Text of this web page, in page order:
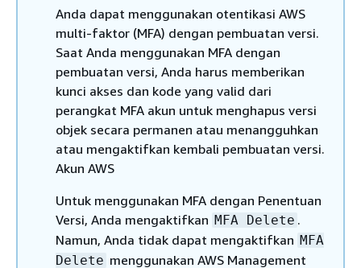
Anda dapat menggunakan otentikasi AWS
multi-faktor (MFA) dengan pembuatan versi.
Saat Anda menggunakan MFA dengan
pembuatan versi, Anda harus memberikan
kunci akses dan kode yang valid dari
perangkat MFA akun untuk menghapus versi
objek secara permanen atau menangguhkan
atau mengaktifkan kembali pembuatan versi.
Akun AWS
Untuk menggunakan MFA dengan Penentuan
Versi, Anda mengaktifkan MFA Delete .
Namun, Anda tidak dapat mengaktifkan MFA
Delete menggunakan AWS Management